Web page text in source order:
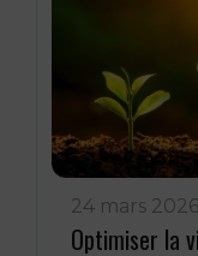
24 mars 2026
Optimiser la